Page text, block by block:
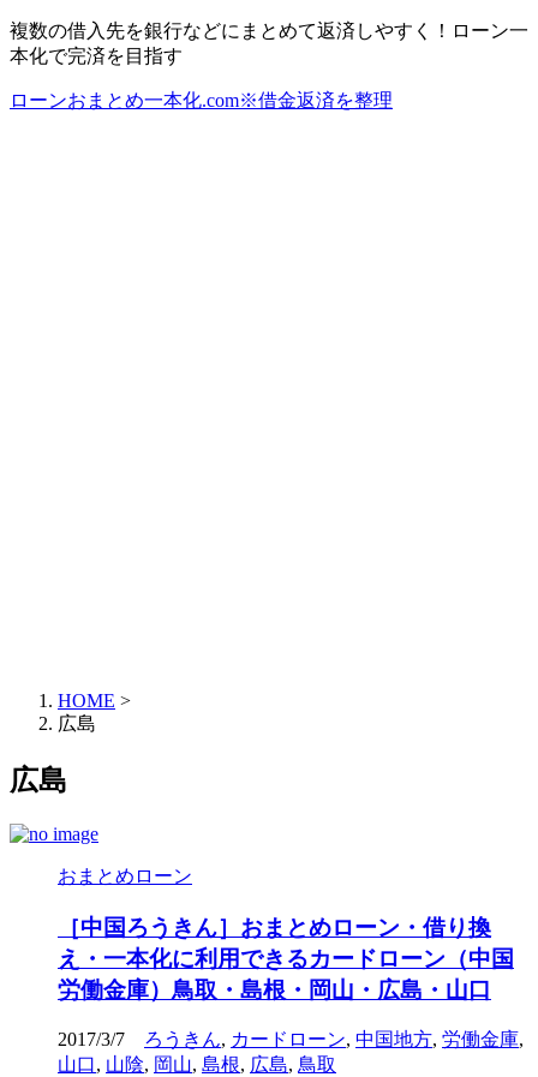
複数の借入先を銀行などにまとめて返済しやすく！ローン一
本化で完済を目指す
ローンおまとめ一本化.com※借金返済を整理
HOME >
広島
広島
おまとめローン
［中国ろうきん］おまとめローン・借り換
え・一本化に利用できるカードローン（中国
労働金庫）鳥取・島根・岡山・広島・山口
2017/3/7 ろうきん, カードローン, 中国地方, 労働金庫,
山口, 山陰, 岡山, 島根, 広島, 鳥取